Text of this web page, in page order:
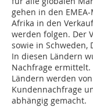
gehen in den
Afrika in den
werden folgen. Der
sowie in Schweden,
In diesen Ländern
Nachfrage ermittelt.
Ländern werden
Kundennachfrage
abhängig gemacht.